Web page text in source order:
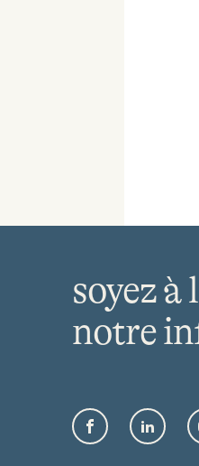
soyez à
notre
FacebookLinkedIn